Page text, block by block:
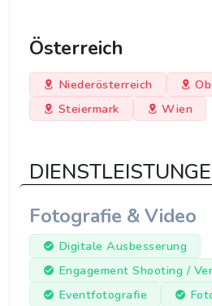
Österreich
Niederösterreich
Steiermark
Wien
Fotografie & Video
Digitale Ausbesserung
Engagement Shooting /
Eventfotografie